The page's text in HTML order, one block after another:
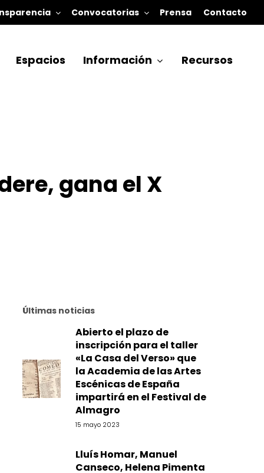
Convocatorias Prensa Contacto
Espacios Información Recursos
gana el X
Últimas noticias
Abierto el plazo de
inscripción para el taller
«La Casa del Verso» que
la Academia de las Artes
Escénicas de España
impartirá en el Festival de
Almagro
15 mayo 2023
Lluís Homar, Manuel
Canseco, Helena Pimenta